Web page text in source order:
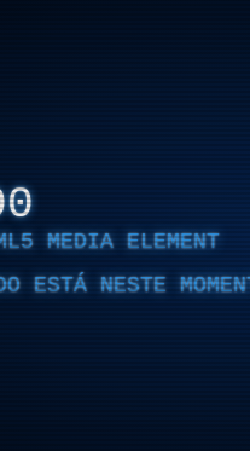
MEDIA ELEMENT
ESTÁ NESTE